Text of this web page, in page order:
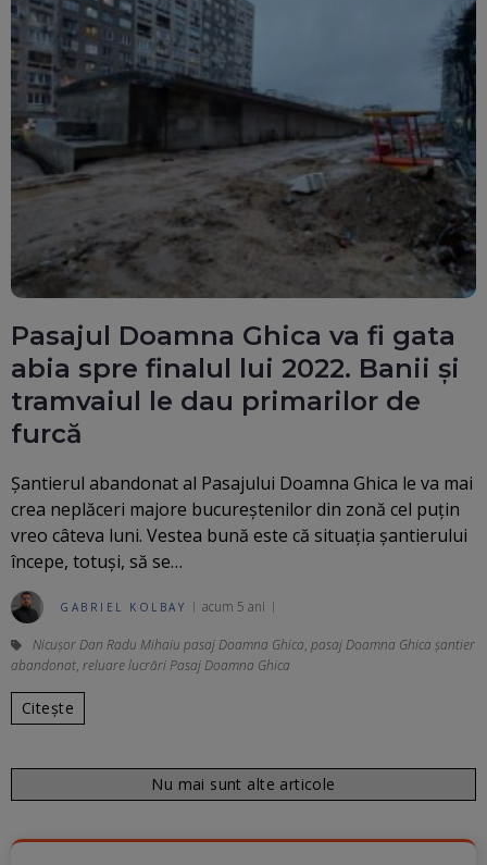
Pasajul Doamna Ghica va fi gata
abia spre finalul lui 2022. Banii şi
tramvaiul le dau primarilor de
furcă
Șantierul abandonat al Pasajului Doamna Ghica le va mai
crea neplăceri majore bucureștenilor din zonă cel puțin
vreo câteva luni. Vestea bună este că situația șantierului
începe, totuși, să se…
GABRIEL KOLBAY acum 5 ani
Nicușor Dan Radu Mihaiu pasaj Doamna Ghica, pasaj Doamna Ghica șantier
abandonat, reluare lucrări Pasaj Doamna Ghica
Citește
Nu mai sunt alte articole